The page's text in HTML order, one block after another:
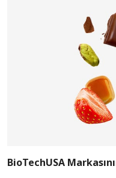
BioTechUSA